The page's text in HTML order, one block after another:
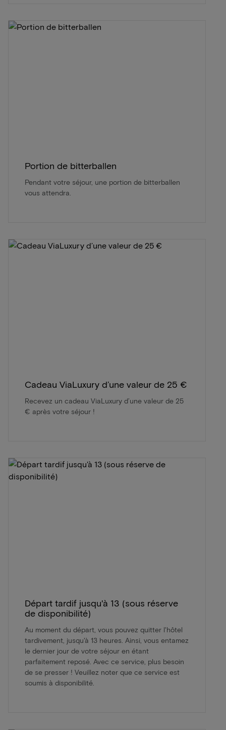
Portion de bitterballen
Pendant votre séjour, une portion de bitterballen
vous attendra.
Cadeau ViaLuxury d’une valeur de 25 €
Recevez un cadeau ViaLuxury d’une valeur de 25
€ après votre séjour !
Départ tardif jusqu'à 13 (sous réserve
de disponibilité)
Au moment du départ, vous pouvez quitter l'hôtel
tardivement, jusqu'à 13 heures. Ainsi, vous entamez
le dernier jour de votre séjour en étant
parfaitement reposé. Avec ce service, plus besoin
de se presser ! Veuillez noter que ce service est
soumis à disponibilité.